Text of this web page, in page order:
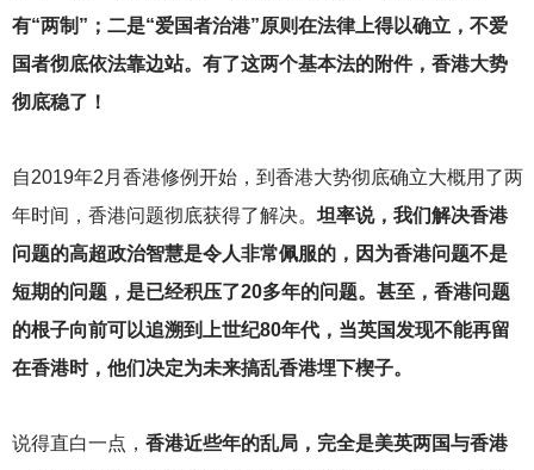
有“两制”；二是“爱国者治港”原则在法律上得以确立，不爱
国者彻底依法靠边站。有了这两个基本法的附件，香港大势
彻底稳了！
自2019年2月香港修例开始，到香港大势彻底确立大概用了两
年时间，香港问题彻底获得了解决。 坦率说，我们解决香港
问题的高超政治智慧是令人非常佩服的，因为香港问题不是
短期的问题，是已经积压了20多年的问题。甚至，香港问题
的根子向前可以追溯到上世纪80年代，当英国发现不能再留
在香港时，他们决定为未来搞乱香港埋下楔子。
说得直白一点， 香港近些年的乱局，完全是美英两国与香港